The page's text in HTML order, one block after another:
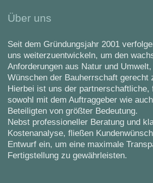
Über uns
Seit dem Gründungsjahr 2001
uns weiterzuentwickeln, um den
Anforderungen aus Natur und
Wünschen der Bauherrschaft gerecht
Hierbei ist uns der partnerschaftliche,
sowohl mit dem Auftraggeber wie
Beteiligten von größter Bedeutung.
Nebst professioneller Beratung und
Kostenanalyse, fließen
Entwurf ein, um eine maximale
Fertigstellung zu gewährleisten.